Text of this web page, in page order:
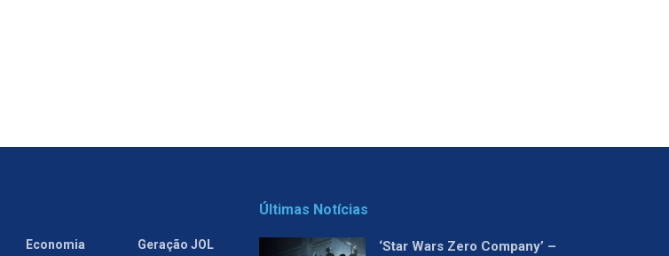
Economia
Geração JOL
Últimas Notícias
‘Star Wars Zero Company’ –